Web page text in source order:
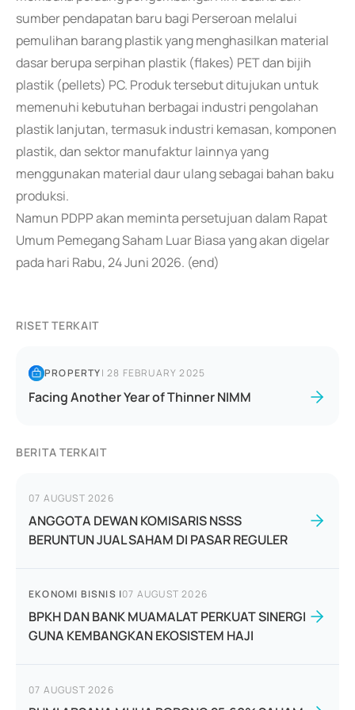
sumber pendapatan baru bagi Perseroan melalui
pemulihan barang plastik yang menghasilkan material
dasar berupa serpihan plastik (flakes) PET dan bijih
plastik (pellets) PC. Produk tersebut ditujukan untuk
memenuhi kebutuhan berbagai industri pengolahan
plastik lanjutan, termasuk industri kemasan, komponen
plastik, dan sektor manufaktur lainnya yang
menggunakan material daur ulang sebagai bahan baku
produksi.
Namun PDPP akan meminta persetujuan dalam Rapat
Umum Pemegang Saham Luar Biasa yang akan digelar
pada hari Rabu, 24 Juni 2026. (end)
RISET TERKAIT
PROPERTY|28 FEBRUARY 2025
Facing Another Year of Thinner NIMM
BERITA TERKAIT
07 AUGUST 2026
ANGGOTA DEWAN KOMISARIS NSSS
BERUNTUN JUAL SAHAM DI PASAR REGULER
EKONOMI BISNIS |07 AUGUST 2026
BPKH DAN BANK MUAMALAT PERKUAT SINERGI
GUNA KEMBANGKAN EKOSISTEM HAJI
07 AUGUST 2026